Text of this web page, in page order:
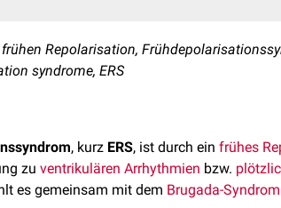
Repolarisation,
syndrome, ERS
, kurz ERS, ist durch ein frühes
zu ventrikulären Arrhythmien bzw.
es gemeinsam mit dem Brugada-Syndrom